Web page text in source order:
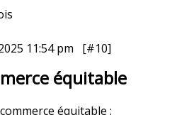
11:54 pm [#10]
équitable
équitable :